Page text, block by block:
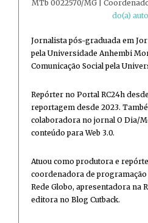
MTb 0022570/MG |
do(a)
Jornalista pós-graduada em
pela Universidade Anhembi
Comunicação Social pela
Repórter no Portal RC24h
reportagem desde 2023.
colaboradora no jornal O Dia/
conteúdo para Web 3.0.
Atuou como produtora e
coordenadora de
Rede Globo, apresentadora na
editora no Blog Cutback.